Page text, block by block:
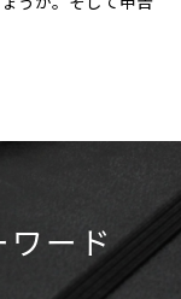
ワード